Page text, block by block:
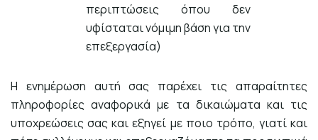
περιπτώσεις όπου δεν
υφίσταται νόμιμη βάση για την
επεξεργασία)
Η ενημέρωση αυτή σας παρέχει τις απαραίτητες
πληροφορίες αναφορικά με τα δικαιώματα και τις
υποχρεώσεις σας και εξηγεί με ποιο τρόπο, γιατί και